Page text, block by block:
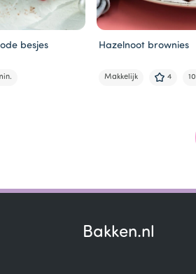
besjes Hazelnoot brownies
Makkelijk 4
Bakken.nl